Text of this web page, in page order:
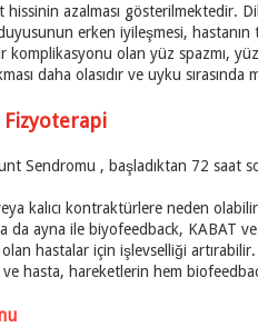
azalması gösterilmektedir.
erken iyileşmesi, hastanın
olan yüz spazmı,
daha olasıdır ve uyku sırasında
Fizyoterapi
Sendromu , başladıktan 72
kalıcı kontraktürlere neden
da ayna ile biyofeedback, KABAT
hastalar için işlevselliği
hasta, hareketlerin hem